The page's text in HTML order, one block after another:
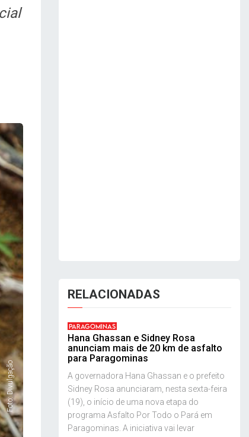
Foto: Divulgação
RELACIONADAS
PARAGOMINAS
Hana Ghassan e Sidney Rosa
anunciam mais de 20 km de asfalto
para Paragominas
A governadora Hana Ghassan e o prefeito
Sidney Rosa anunciaram, nesta sexta-feira
(19), o início de uma nova etapa do
programa Asfalto Por Todo o Pará em
Paragominas. A iniciativa vai levar